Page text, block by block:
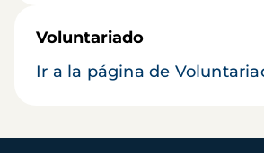
Voluntariado
Ir a la página de